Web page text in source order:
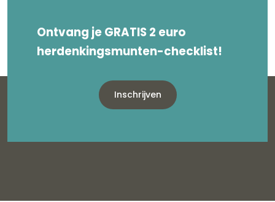
Ontvang je GRATIS 2 euro
herdenkingsmunten-checklist!
Inschrijven